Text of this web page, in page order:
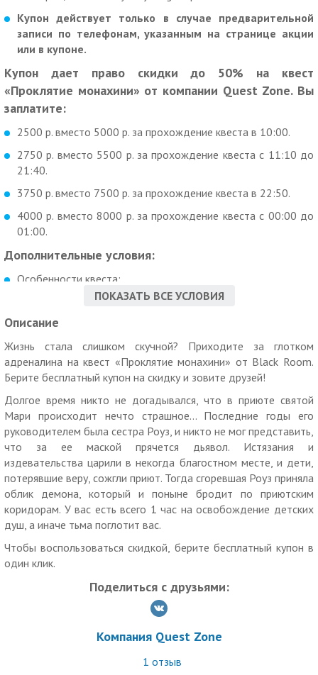
Купон действует только в случае предварительной
записи по телефонам, указанным на странице акции
или в купоне.
Купон дает право скидки до 50% на квест
«Проклятие монахини» от компании Quest Zone. Вы
заплатите:
2500 р. вместо 5000 р. за прохождение квеста в 10:00.
2750 р. вместо 5500 р. за прохождение квеста с 11:10 до
21:40.
3750 р. вместо 7500 р. за прохождение квеста в 22:50.
4000 р. вместо 8000 р. за прохождение квеста с 00:00 до
01:00.
Дополнительные условия:
Особенности квеста:
— более 80 кв. м игрового пространства;
— живые персонажи;
— жуткие локации;
— длительность квеста — 1 час.
Для прохождения доступно две версии:
— «Лайт» (14+) — минимальный контакт с персонажами,
отсутствие неприятных ощущений;
— «Медиум» (16+) — больше проявления внимания от
персонажей, плотный контакт, болезненные ощущения
маловероятны.
Стоимость указана за игру для команды от 2 до 4 человек.
Дополнительно оплачивается (по желанию):
— участие пятого и шестого игроков — 1000 р. с человека;
— участие актера — 500 р.
Необходима предварительная запись по телефону или в
Отмена записи рекомендована не позднее, чем за 12
Как работает купон:
Действие купона распространяется на одного человека.
ПОКАЗАТЬ ВСЕ УСЛОВИЯ
Описание
Жизнь стала слишком скучной? Приходите за глотком
адреналина на квест «Проклятие монахини» от Black Room.
Берите бесплатный купон на скидку и зовите друзей!
Долгое время никто не догадывался, что в приюте святой
Мари происходит нечто страшное... Последние годы его
руководителем была сестра Роуз, и никто не мог представить,
что за ее маской прячется дьявол. Истязания и
издевательства царили в некогда благостном месте, и дети,
потерявшие веру, сожгли приют. Тогда сгоревшая Роуз приняла
облик демона, который и поныне бродит по приютским
коридорам. У вас есть всего 1 час на освобождение детских
душ, а иначе тьма поглотит вас.
Чтобы воспользоваться скидкой, берите бесплатный купон в
один клик.
Поделиться с друзьями:
Компания Quest Zone
1 отзыв